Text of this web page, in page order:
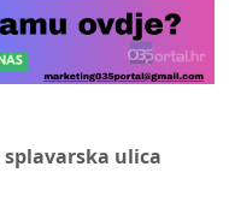
splavarska ulica